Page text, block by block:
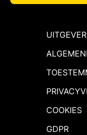
UITGEVER
COOKIES
GDPR